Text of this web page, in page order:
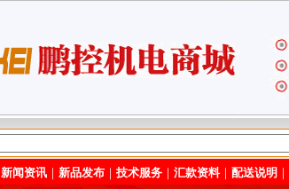
新闻资讯｜ 新品发布｜ 技术服务｜ 汇款资料｜ 配送说明 ｜